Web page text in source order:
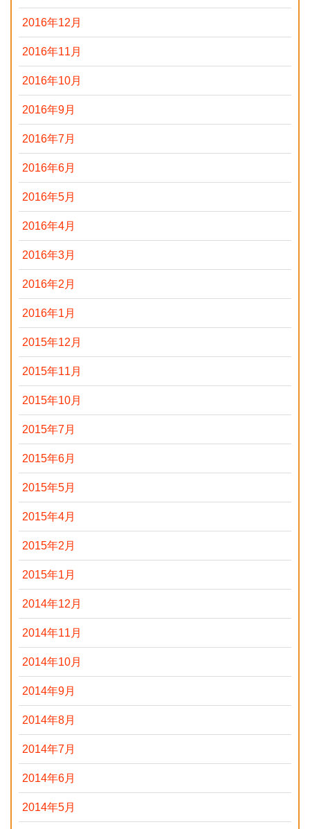
2016年12月
2016年11月
2016年10月
2016年9月
2016年7月
2016年6月
2016年5月
2016年4月
2016年3月
2016年2月
2016年1月
2015年12月
2015年11月
2015年10月
2015年7月
2015年6月
2015年5月
2015年4月
2015年2月
2015年1月
2014年12月
2014年11月
2014年10月
2014年9月
2014年8月
2014年7月
2014年6月
2014年5月